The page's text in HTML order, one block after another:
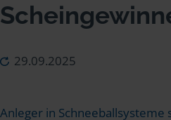
29.09.2025
Anleger in Schneeballsysteme